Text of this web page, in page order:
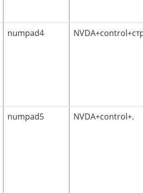
numpad4
numpad5 NVDA+control+.